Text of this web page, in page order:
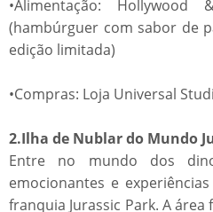
•Alimentação:
(hambúrguer com sabor de
edição limitada)
•Compras: Loja Universal
2.Ilha de Nublar do Mundo
Entre no mundo dos
emocionantes e
franquia Jurassic Park. A